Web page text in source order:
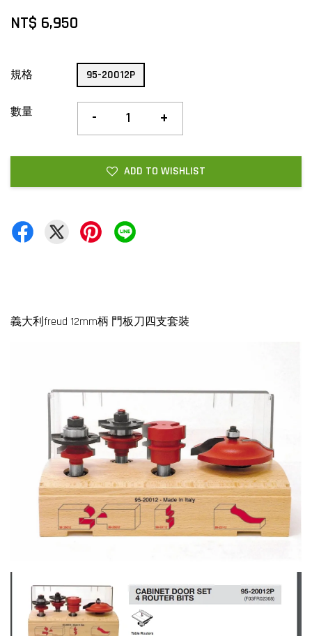
NT$ 6,950
規格 95-20012P
數量 - +
ADD TO WISHLIST
義大利freud 12mm柄 門板刀四支套裝